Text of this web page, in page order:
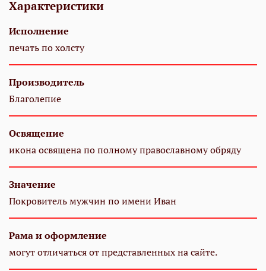
Характеристики
Исполнение
печать по холсту
Производитель
Благолепие
Освящение
икона освящена по полному православному обряду
Значение
Покровитель мужчин по имени Иван
Рама и оформление
могут отличаться от представленных на сайте.